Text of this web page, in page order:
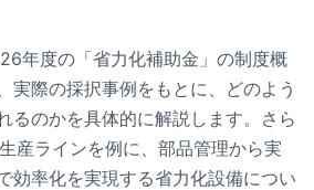
年度の「省力化補助金」の制度概
実際の採択事例をもとに、どのよう
るのかを具体的に解説します。さら
産ラインを例に、部品管理から実
効率化を実現する省力化設備につい